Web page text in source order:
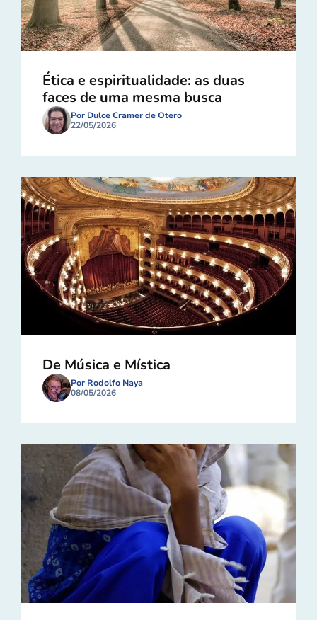
Ética e espiritualidade: as duas
faces de uma mesma busca
Por Dulce Cramer de Otero
22/05/2026
De Música e Mística
Por Rodolfo Naya
08/05/2026